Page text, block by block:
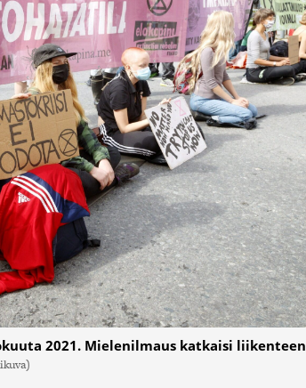
2021. Mielenilmaus katkaisi liikenteen